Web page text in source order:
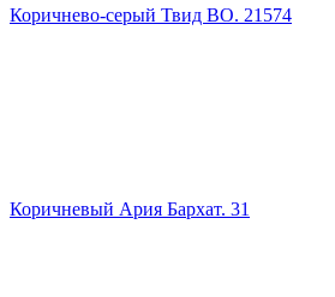
Коричнево-серый Твид ВО. 21574
Коричневый Ария Бархат. 31